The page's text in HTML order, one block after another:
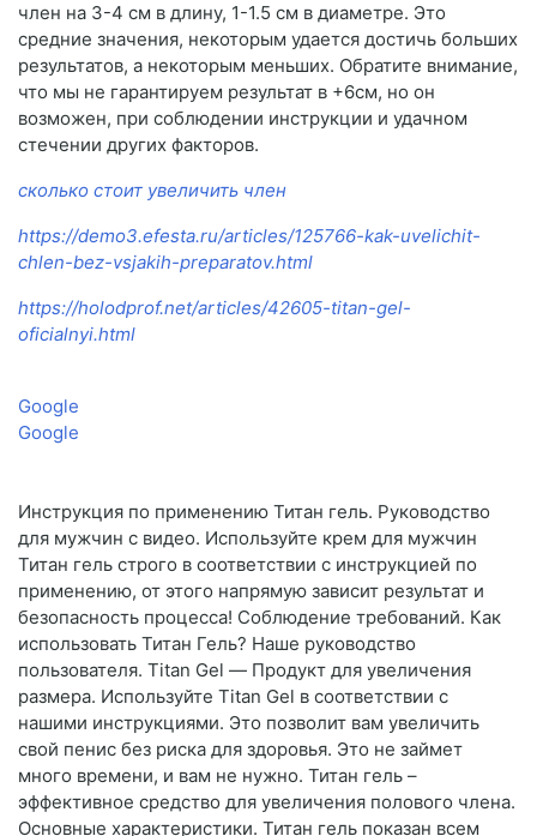
член на 3-4 см в длину, 1-1.5 см в диаметре. Это
средние значения, некоторым удается достичь больших
результатов, а некоторым меньших. Обратите внимание,
что мы не гарантируем результат в +6см, но он
возможен, при соблюдении инструкции и удачном
стечении других факторов.
сколько стоит увеличить член
https://demo3.efesta.ru/articles/125766-kak-uvelichit-
chlen-bez-vsjakih-preparatov.html
https://holodprof.net/articles/42605-titan-gel-
oficialnyi.html
Google
Google
Инструкция по применению Титан гель. Руководство
для мужчин с видео. Используйте крем для мужчин
Титан гель строго в соответствии с инструкцией по
применению, от этого напрямую зависит результат и
безопасность процесса! Соблюдение требований. Как
использовать Титан Гель? Наше руководство
пользователя. Titan Gel — Продукт для увеличения
размера. Используйте Titan Gel в соответствии с
нашими инструкциями. Это позволит вам увеличить
свой пенис без риска для здоровья. Это не займет
много времени, и вам не нужно. Титан гель –
эффективное средство для увеличения полового члена.
Основные характеристики. Титан гель показан всем